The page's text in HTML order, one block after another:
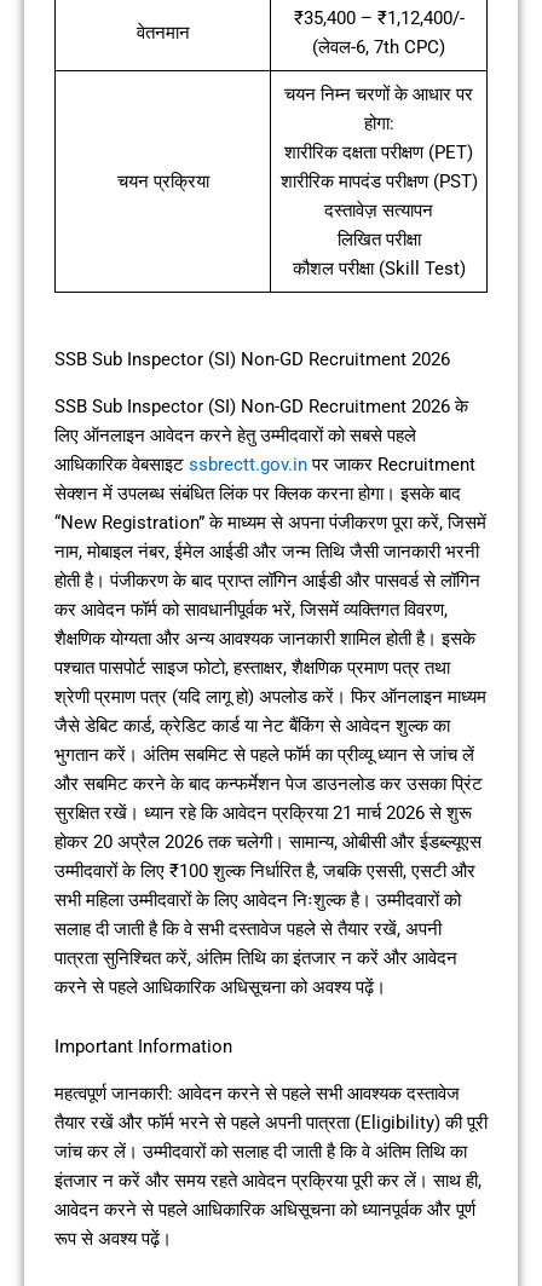
वेतनमान
₹35,400 – ₹1,12,400/-
(लेवल-6, 7th CPC)
चयन प्रक्रिया
चयन निम्न चरणों के आधार पर
होगा:
शारीरिक दक्षता परीक्षण (PET)
शारीरिक मापदंड परीक्षण (PST)
दस्तावेज़ सत्यापन
लिखित परीक्षा
कौशल परीक्षा (Skill Test)
SSB Sub Inspector (SI) Non-GD Recruitment 2026
SSB Sub Inspector (SI) Non-GD Recruitment 2026 के
लिए ऑनलाइन आवेदन करने हेतु उम्मीदवारों को सबसे पहले
आधिकारिक वेबसाइट ssbrectt.gov.inपर जाकर Recruitment
सेक्शन में उपलब्ध संबंधित लिंक पर क्लिक करना होगा। इसके बाद
“New Registration” के माध्यम से अपना पंजीकरण पूरा करें, जिसमें
नाम, मोबाइल नंबर, ईमेल आईडी और जन्म तिथि जैसी जानकारी भरनी
होती है। पंजीकरण के बाद प्राप्त लॉगिन आईडी और पासवर्ड से लॉगिन
कर आवेदन फॉर्म को सावधानीपूर्वक भरें, जिसमें व्यक्तिगत विवरण,
शैक्षणिक योग्यता और अन्य आवश्यक जानकारी शामिल होती है। इसके
पश्चात पासपोर्ट साइज फोटो, हस्ताक्षर, शैक्षणिक प्रमाण पत्र तथा
श्रेणी प्रमाण पत्र (यदि लागू हो) अपलोड करें। फिर ऑनलाइन माध्यम
जैसे डेबिट कार्ड, क्रेडिट कार्ड या नेट बैंकिंग से आवेदन शुल्क का
भुगतान करें। अंतिम सबमिट से पहले फॉर्म का प्रीव्यू ध्यान से जांच लें
और सबमिट करने के बाद कन्फर्मेशन पेज डाउनलोड कर उसका प्रिंट
सुरक्षित रखें। ध्यान रहे कि आवेदन प्रक्रिया 21 मार्च 2026 से शुरू
होकर 20 अप्रैल 2026 तक चलेगी। सामान्य, ओबीसी और ईडब्ल्यूएस
उम्मीदवारों के लिए ₹100 शुल्क निर्धारित है, जबकि एससी, एसटी और
सभी महिला उम्मीदवारों के लिए आवेदन निःशुल्क है। उम्मीदवारों को
सलाह दी जाती है कि वे सभी दस्तावेज पहले से तैयार रखें, अपनी
पात्रता सुनिश्चित करें, अंतिम तिथि का इंतजार न करें और आवेदन
करने से पहले आधिकारिक अधिसूचना को अवश्य पढ़ें।
Important Information
महत्वपूर्ण जानकारी: आवेदन करने से पहले सभी आवश्यक दस्तावेज
तैयार रखें और फॉर्म भरने से पहले अपनी पात्रता (Eligibility) की पूरी
जांच कर लें। उम्मीदवारों को सलाह दी जाती है कि वे अंतिम तिथि का
इंतजार न करें और समय रहते आवेदन प्रक्रिया पूरी कर लें। साथ ही,
आवेदन करने से पहले आधिकारिक अधिसूचना को ध्यानपूर्वक और पूर्ण
रूप से अवश्य पढ़ें।